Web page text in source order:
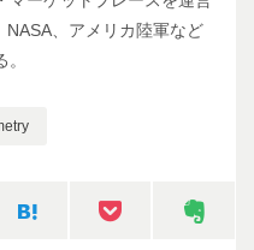
NASA、アメリカ陸軍など